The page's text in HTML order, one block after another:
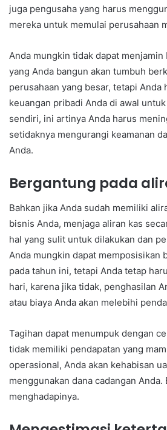
juga pengusaha yang harus
mereka untuk memulai perusahaan
Anda mungkin tidak dapat menjamin
yang Anda bangun akan tumbuh
perusahaan yang besar, tetapi Anda
keuangan pribadi Anda di awal
sendiri, ini artinya Anda harus
setidaknya mengurangi keamanan
Anda.
Bergantung pada
Bahkan jika Anda sudah memiliki
bisnis Anda, menjaga aliran kas
hal yang sulit untuk dilakukan dan
Anda mungkin dapat memposisikan
pada tahun ini, tetapi Anda tetap
hari, karena jika tidak, penghasilan
atau biaya Anda akan melebihi
Tagihan dapat menumpuk dengan
tidak memiliki pendapatan yang
operasional, Anda akan kehabisan
menggunakan dana cadangan
menghadapinya.